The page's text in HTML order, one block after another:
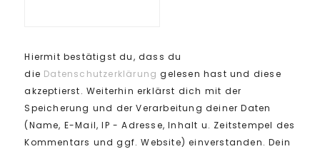
Hiermit bestätigst du, dass du
die Datenschutzerklärung gelesen hast und diese
akzeptierst. Weiterhin erklärst dich mit der
Speicherung und der Verarbeitung deiner Daten
(Name, E-Mail, IP - Adresse, Inhalt u. Zeitstempel des
Kommentars und ggf. Website) einverstanden. Dein